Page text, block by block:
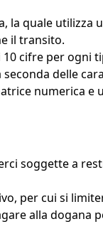
la quale utilizza
il transito.
cifre per ogni
delle
numerica e
soggette a
per cui si
alla dogana